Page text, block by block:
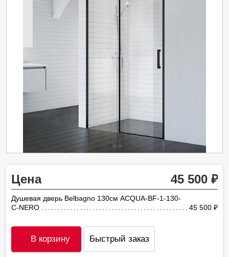
Цена 45 500
Душевая дверь Belbagno 130см ACQUA-BF-1-130-
C-NERO
45 500
В корзину Быстрый заказ